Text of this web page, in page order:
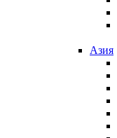
Азия